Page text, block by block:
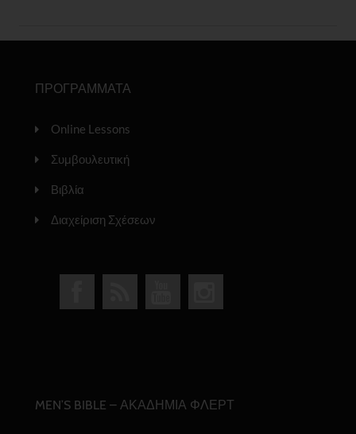
ΠΡΟΓΡΑΜΜΑΤΑ
Online Lessons
Συμβουλευτική
Βιβλία
Διαχείριση Σχέσεων
MEN’S BIBLE – ΑΚΑΔΗΜΙΑ ΦΛΕΡΤ